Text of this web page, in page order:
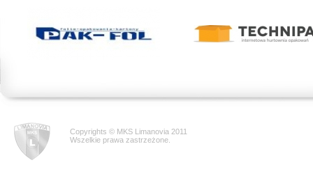
Copyrights © MKS Limanovia 2011
Wszelkie prawa zastrzeżone.